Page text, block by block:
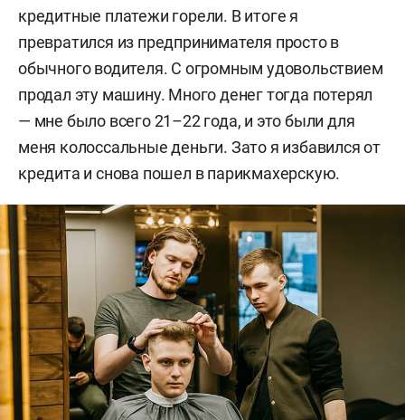
кредитные платежи горели. В итоге я
превратился из предпринимателя просто в
обычного водителя. С огромным удовольствием
продал эту машину. Много денег тогда потерял
— мне было всего 21–22 года, и это были для
меня колоссальные деньги. Зато я избавился от
кредита и снова пошел в парикмахерскую.